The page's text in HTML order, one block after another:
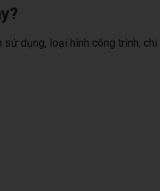
dụng, loại hình công trình,